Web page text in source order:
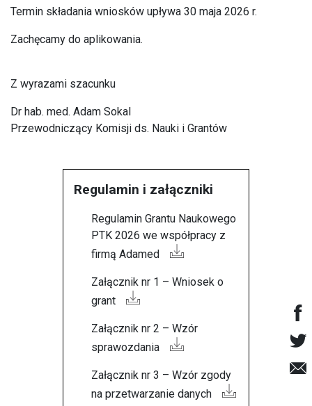
Termin składania wniosków upływa 30 maja 2026 r.
Zachęcamy do aplikowania.
Z wyrazami szacunku
Dr hab. med. Adam Sokal
Przewodniczący Komisji ds. Nauki i Grantów
Regulamin i załączniki
Regulamin Grantu Naukowego
PTK 2026 we współpracy z
firmą Adamed
Załącznik nr 1 – Wniosek o
grant
Załącznik nr 2 – Wzór
sprawozdania
Załącznik nr 3 – Wzór zgody
na przetwarzanie danych